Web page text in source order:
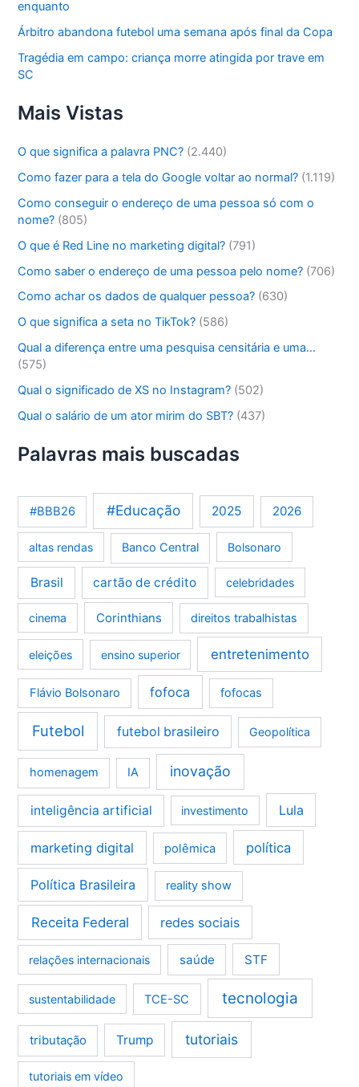
enquanto
Árbitro abandona futebol uma semana após final da Copa
Tragédia em campo: criança morre atingida por trave em
SC
Mais Vistas
O que significa a palavra PNC? (2.440)
Como fazer para a tela do Google voltar ao normal? (1.119)
Como conseguir o endereço de uma pessoa só com o
nome? (805)
O que é Red Line no marketing digital? (791)
Como saber o endereço de uma pessoa pelo nome? (706)
Como achar os dados de qualquer pessoa? (630)
O que significa a seta no TikTok? (586)
Qual a diferença entre uma pesquisa censitária e uma…
(575)
Qual o significado de XS no Instagram? (502)
Qual o salário de um ator mirim do SBT? (437)
Palavras mais buscadas
#BBB26 #Educação 2025 2026
altas rendas Banco Central Bolsonaro
Brasil cartão de crédito celebridades
cinema Corinthians direitos trabalhistas
eleições ensino superior entretenimento
Flávio Bolsonaro fofoca fofocas
Futebol futebol brasileiro Geopolítica
homenagem IA inovação
inteligência artificial investimento Lula
marketing digital polêmica política
Política Brasileira reality show
Receita Federal redes sociais
relações internacionais saúde STF
sustentabilidade TCE-SC tecnologia
tributação Trump tutoriais
tutoriais em vídeo